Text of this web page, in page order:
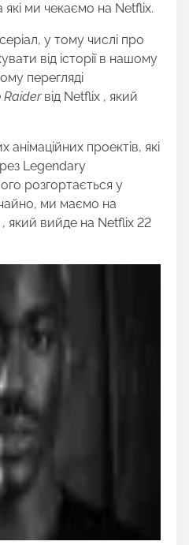
які ми чекаємо на Netflix.
у тому числі про
від історії в нашому
перегляді
Raiderвід Netflix , який
анімаційних проектів, які
Legendary
розгортається у
ми маємо на
який вийде на Netflix 22